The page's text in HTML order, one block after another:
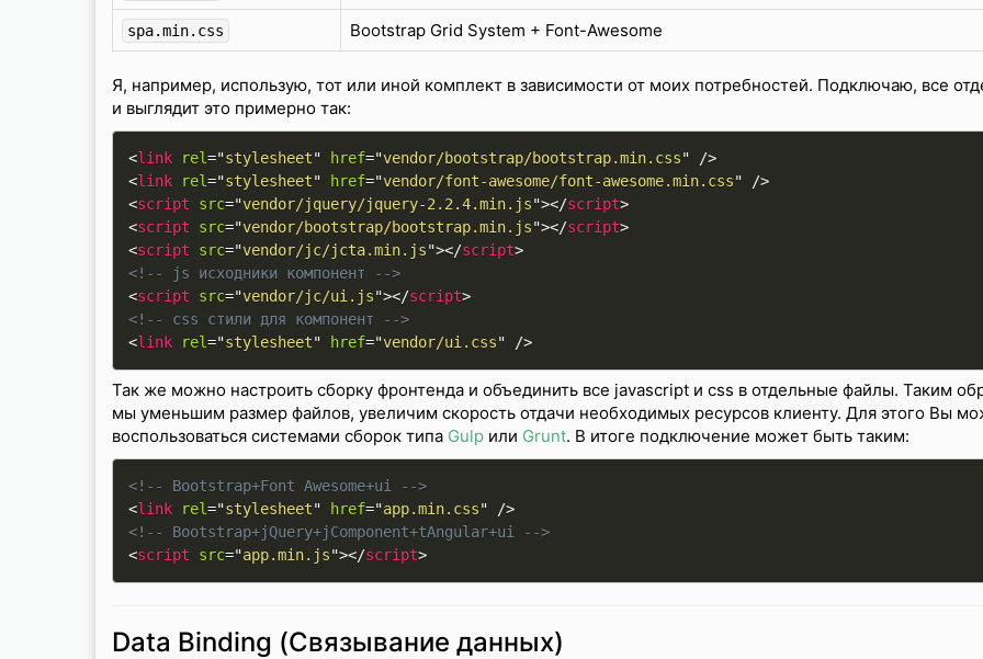
spa.min.css Bootstrap Grid System + Font-Awesome
Я, например, использую, тот или иной комплект в зависимости от моих потребностей. Подключаю, все
и выглядит это примерно так:
<link rel="stylesheet" href="vendor/bootstrap/bootstrap.min.css"
/>
<link rel="stylesheet" href="vendor/font-awesome/font-awesome.min.css"
/>
<script src="vendor/jquery/jquery-2.2.4.min.js"></script>
<script src="vendor/bootstrap/bootstrap.min.js"></script>
<script src="vendor/jc/jcta.min.js"></script>
<!-- js исходники компонент -->
<script src="vendor/jc/ui.js"></script>
<!-- css стили для компонент -->
<link rel="stylesheet" href="vendor/ui.css" />
Так же можно настроить сборку фронтенда и объединить все javascript и css в отдельные файлы. Таким
мы уменьшим размер файлов, увеличим скорость отдачи необходимых ресурсов клиенту. Для этого Вы
воспользоваться системами сборок типа Gulp или Grunt. В итоге подключение может быть таким:
<!-- Bootstrap+Font Awesome+ui -->
<link rel="stylesheet" href="app.min.css"
/>
<!-- Bootstrap+jQuery+jComponent+tAngular+ui -->
<script src="app.min.js"></script>
Data Binding (Связывание данных)